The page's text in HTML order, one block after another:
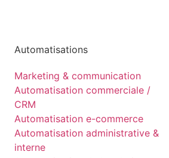
Automatisations
Marketing & communication
Automatisation commerciale /
CRM
Automatisation e-commerce
Automatisation administrative &
interne